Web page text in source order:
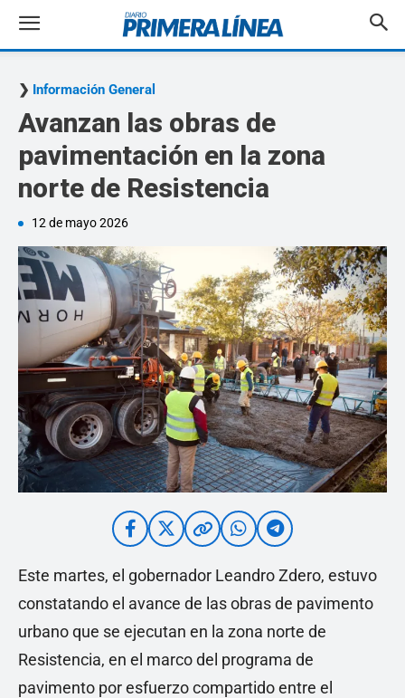
Información General
Avanzan las obras de
pavimentación en la zona
norte de Resistencia
12 de mayo 2026
Este martes, el gobernador Leandro Zdero, estuvo
constatando el avance de las obras de pavimento
urbano que se ejecutan en la zona norte de
Resistencia, en el marco del programa de
pavimento por esfuerzo compartido entre el